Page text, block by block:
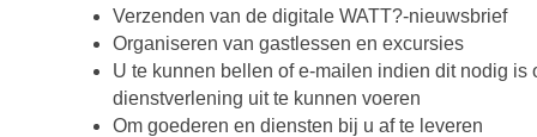
Verzenden van de digitale WATT?-nieuwsbrief
Organiseren van gastlessen en excursies
U te kunnen bellen of e-mailen indien dit nodig is
dienstverlening uit te kunnen voeren
Om goederen en diensten bij u af te leveren